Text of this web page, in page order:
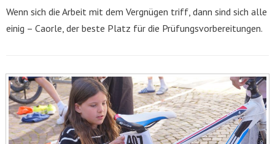
Wenn sich die Arbeit mit dem Vergnügen triff, dann sind sich alle
einig – Caorle, der beste Platz für die Prüfungsvorbereitungen.